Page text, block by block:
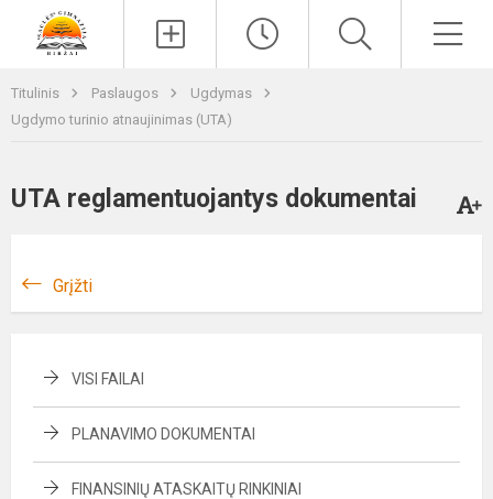
Titulinis Paslaugos
Ugdymas
Ugdymo turinio atnaujinimas (UTA)
UTA reglamentuojantys dokumentai
Grįžti
VISI FAILAI
PLANAVIMO DOKUMENTAI
FINANSINIŲ ATASKAITŲ RINKINIAI